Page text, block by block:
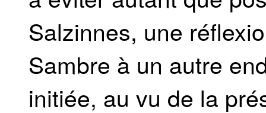
Salzinnes, une
Sambre à un autre
initiée, au vu de la